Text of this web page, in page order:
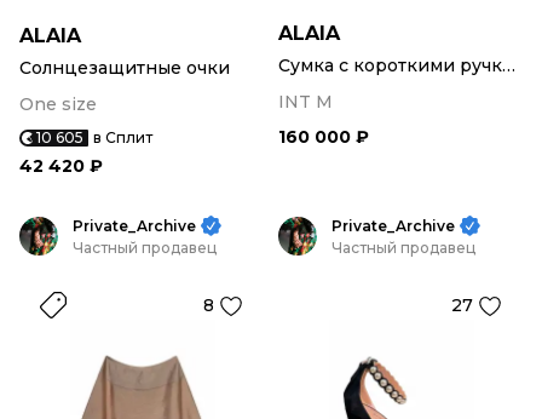
ALAIA
Солнцезащитные очки
One size
10 605 в Сплит
42 420 ₽
ALAIA
Сумка с короткими ручками
INT M
160 000 ₽
Private_Archive
Частный продавец
8
Private_Archive
Частный продавец
27